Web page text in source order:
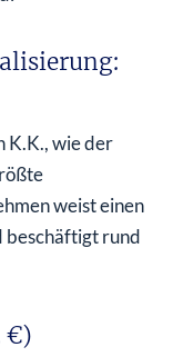
K.K., wie der
weist einen
beschäftigt rund
€)